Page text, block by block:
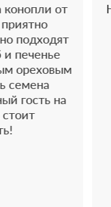
конопли от
подходят
печенье
ореховым
семена
гость на